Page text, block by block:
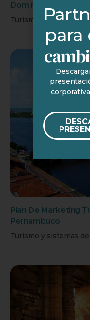
Dominicana
Turismo y sistemas
Plan De Marketing
Pernambuco
Turismo y sistemas
para